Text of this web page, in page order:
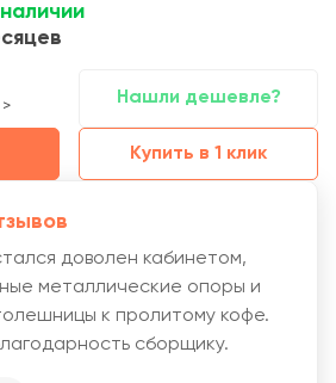
> Нашли дешевле?
Купить в 1 клик
доволен кабинетом,
металлические опоры и
к пролитому кофе.
сборщику.